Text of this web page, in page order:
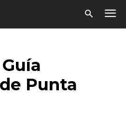
Guía
Punta